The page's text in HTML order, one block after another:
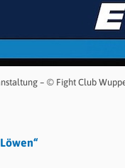
– © Fight Club